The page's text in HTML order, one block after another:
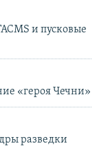
и пусковые
«героя Чечни»
разведки